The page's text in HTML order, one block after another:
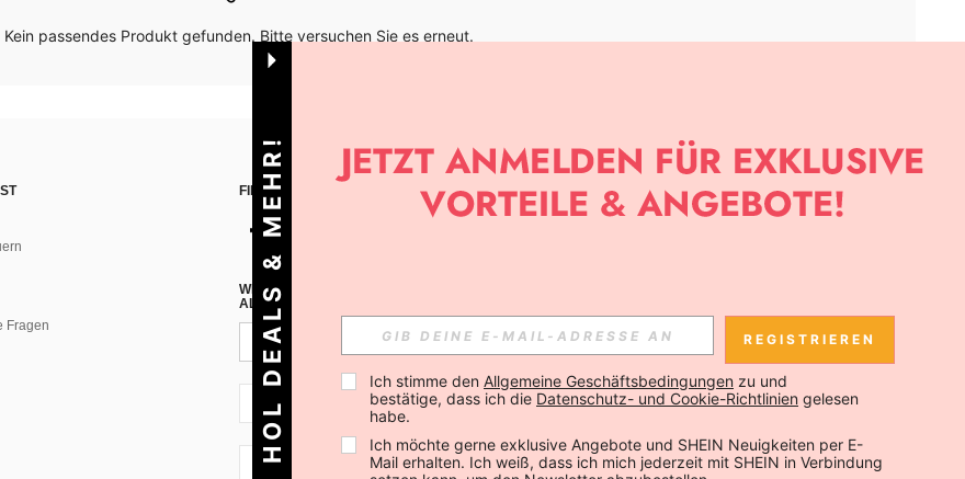
Kein passendes Produkt gefunden. Bitte versuchen Sie es erneut.
Fragen
FINDE UNS AUF APP
WENN DU DICH FÜR UNSEREN NEWSLETTER ANMELDEST, KANNST DU DIE NEUESTEN TRENDS VOR
ALLEN ANDEREN ERFAHREN (DU KANNST DICH JEDERZEIT ABMELDEN).
Abonnieren
AT + 43 Abonnieren
AT + 43 Abonnieren
HOL DEALS & MEHR! REGISTRIEREN
Ich stimme den Allgemeine Geschäftsbedingungen zu und
bestätige, dass ich die Datenschutz- und Cookie-Richtlinien gelesen
habe.
Ich möchte gerne exklusive Angebote und SHEIN Neuigkeiten per E-
Mail erhalten. Ich weiß, dass ich mich jederzeit mit SHEIN in Verbindung